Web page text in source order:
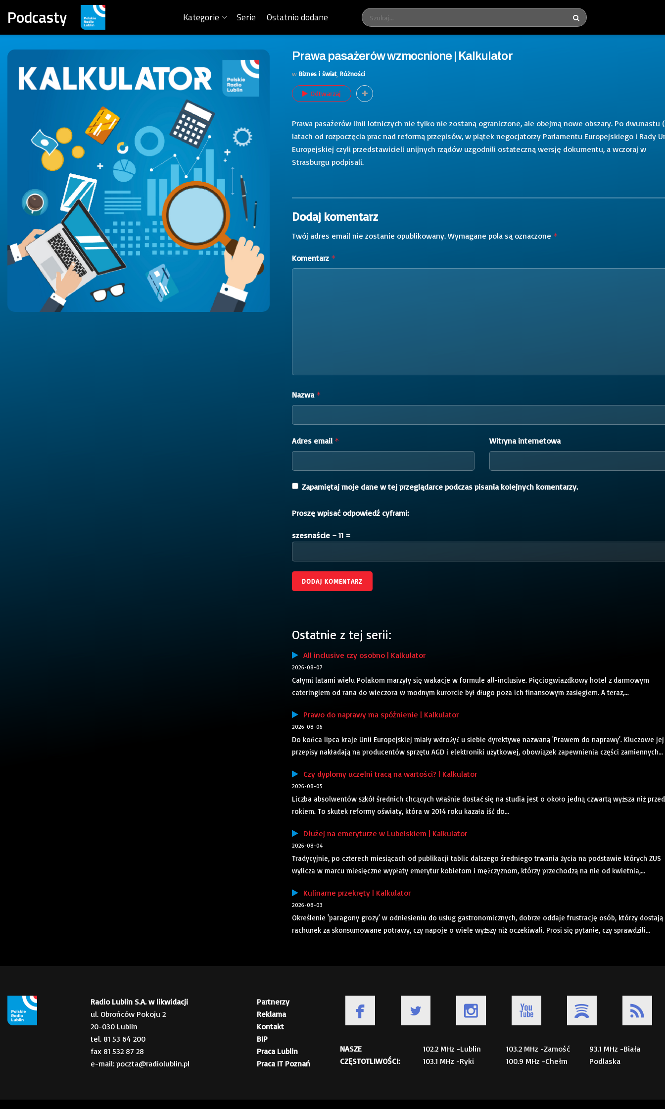
Podcasty Kategorie Serie Ostatnio dodane
Prawa pasażerów wzmocnione | Kalkulator
w Biznes i świat, Różności
Odtwarzaj
Prawa pasażerów linii lotniczych nie tylko nie zostaną ograniczone, ale obejmą nowe obszary. Po dwunastu
latach od rozpoczęcia prac nad reformą przepisów, w piątek negocjatorzy Parlamentu Europejskiego i Rady
Europejskiej czyli przedstawicieli unijnych rządów uzgodnili ostateczną wersję dokumentu, a wczoraj w
Strasburgu podpisali.
Dodaj komentarz
Twój adres email nie zostanie opublikowany. Wymagane pola są oznaczone *
Komentarz *
Nazwa *
Adres email * Witryna internetowa
Zapamiętaj moje dane w tej przeglądarce podczas pisania kolejnych komentarzy.
Proszę wpisać odpowiedź cyframi:
szesnaście − 11 =
Ostatnie z tej serii:
All inclusive czy osobno | Kalkulator
2026-08-07
Całymi latami wielu Polakom marzyły się wakacje w formule all-inclusive. Pięciogwiazdkowy hotel z darmowym
cateringiem od rana do wieczora w modnym kurorcie był długo poza ich finansowym zasięgiem. A teraz,...
Prawo do naprawy ma spóźnienie | Kalkulator
2026-08-06
Do końca lipca kraje Unii Europejskiej miały wdrożyć u siebie dyrektywę nazwaną 'Prawem do naprawy’. Kluczowe jej
przepisy nakładają na producentów sprzętu AGD i elektroniki użytkowej, obowiązek zapewnienia części zamiennych...
Czy dyplomy uczelni tracą na wartości? | Kalkulator
2026-08-05
Liczba absolwentów szkół średnich chcących właśnie dostać się na studia jest o około jedną czwartą wyższa niż przed
rokiem. To skutek reformy oświaty, która w 2014 roku kazała iść do...
Dłużej na emeryturze w Lubelskiem | Kalkulator
2026-08-04
Tradycyjnie, po czterech miesiącach od publikacji tablic dalszego średniego trwania życia na podstawie których ZUS
wylicza w marcu miesięczne wypłaty emerytur kobietom i mężczyznom, którzy przechodzą na nie od kwietnia,...
Kulinarne przekręty | Kalkulator
2026-08-03
Określenie 'paragony grozy’ w odniesieniu do usług gastronomicznych, dobrze oddaje frustrację osób, którzy dostają
rachunek za skonsumowane potrawy, czy napoje o wiele wyższy niż oczekiwali. Prosi się pytanie, czy sprawdzili...
Radio Lublin S.A. w likwidacji
ul. Obrońców Pokoju 2
20-030 Lublin
tel. 81 53 64 200
fax 81 532 87 28
e-mail: poczta@radiolublin.pl
Partnerzy
Reklama
Kontakt
BIP
Praca Lublin
Praca IT Poznań
NASZE
CZĘSTOTLIWOŚCI:
102.2 MHz -Lublin
103.1 MHz -Ryki
103.2 MHz -Zamość
100.9 MHz -Chełm
93.1 MHz -Biała
Podlaska